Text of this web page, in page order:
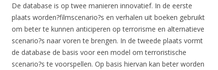
De database is op twee manieren innovatief. In de eerste
plaats worden?filmscenario?s en verhalen uit boeken gebruikt
om beter te kunnen anticiperen op terrorisme en alternatieve
scenario?s naar voren te brengen. In de tweede plaats vormt
de database de basis voor een model om terroristische
scenario?s te voorspellen. Op basis hiervan kan beter worden